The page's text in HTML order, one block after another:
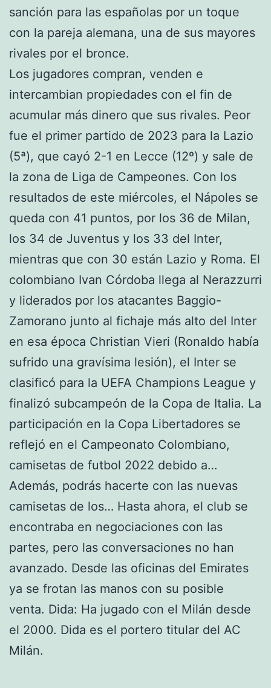
sanción para las españolas por un toque
con la pareja alemana, una de sus mayores
rivales por el bronce.
Los jugadores compran, venden e
intercambian propiedades con el fin de
acumular más dinero que sus rivales. Peor
fue el primer partido de 2023 para la Lazio
(5ª), que cayó 2-1 en Lecce (12º) y sale de
la zona de Liga de Campeones. Con los
resultados de este miércoles, el Nápoles se
queda con 41 puntos, por los 36 de Milan,
los 34 de Juventus y los 33 del Inter,
mientras que con 30 están Lazio y Roma. El
colombiano Ivan Córdoba llega al Nerazzurri
y liderados por los atacantes Baggio-
Zamorano junto al fichaje más alto del Inter
en esa época Christian Vieri (Ronaldo había
sufrido una gravísima lesión), el Inter se
clasificó para la UEFA Champions League y
finalizó subcampeón de la Copa de Italia. La
participación en la Copa Libertadores se
reflejó en el Campeonato Colombiano,
camisetas de futbol 2022 debido a…
Además, podrás hacerte con las nuevas
camisetas de los… Hasta ahora, el club se
encontraba en negociaciones con las
partes, pero las conversaciones no han
avanzado. Desde las oficinas del Emirates
ya se frotan las manos con su posible
venta. Dida: Ha jugado con el Milán desde
el 2000. Dida es el portero titular del AC
Milán.